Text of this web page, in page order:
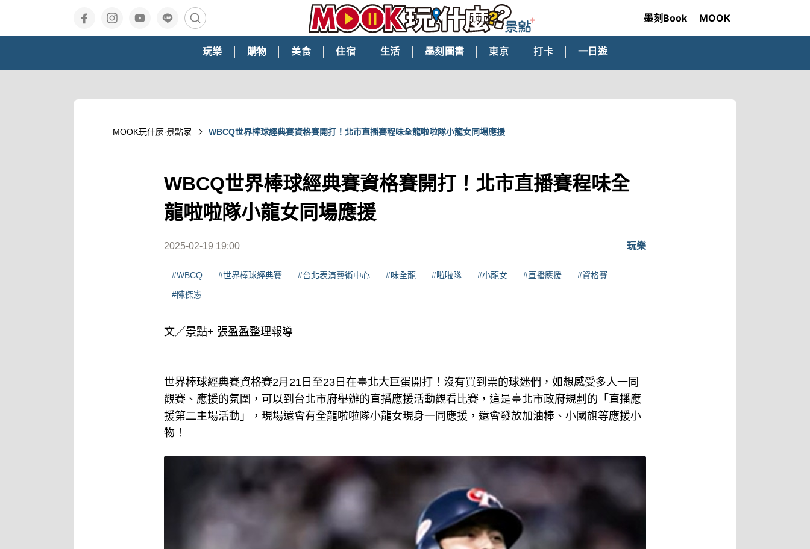
墨刻Book MOOK
玩樂 購物 美食 住宿 生活 墨刻圖書 東京 打卡 一日遊
MOOK玩什麼‧景點家 WBCQ世界棒球經典賽資格賽開打！北市直播賽程味全龍啦啦隊小龍女同場應援
WBCQ世界棒球經典賽資格賽開打！北市直播賽程味全
龍啦啦隊小龍女同場應援
2025-02-19 19:00 玩樂
#WBCQ #世界棒球經典賽 #台北表演藝術中心 #味全龍 #啦啦隊 #小龍女 #直播應援
#資格賽
#陳傑憲
文／景點+ 張盈盈整理報導
世界棒球經典賽資格賽2月21日至23日在臺北大巨蛋開打！沒有買到票的球迷們，如想感受多人一同
觀賽、應援的氛圍，可以到台北市府舉辦的直播應援活動觀看比賽，這是臺北市政府規劃的「直播應
援第二主場活動」，現場還會有全龍啦啦隊小龍女現身一同應援，還會發放加油棒、小國旗等應援小
物！